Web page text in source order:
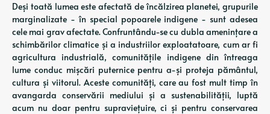
Deși toată lumea este afectată de încălzirea planetei, grupurile
marginalizate - în special popoarele indigene - sunt adesea
cele mai grav afectate. Confruntându-se cu dubla amenințare a
schimbărilor climatice și a industriilor exploatatoare, cum ar fi
agricultura industrială, comunitățile indigene din întreaga
lume conduc mișcări puternice pentru a-și proteja pământul,
cultura și viitorul. Aceste comunități, care au fost mult timp în
avangarda conservării mediului și a sustenabilității, luptă
acum nu doar pentru supraviețuire, ci și pentru conservarea